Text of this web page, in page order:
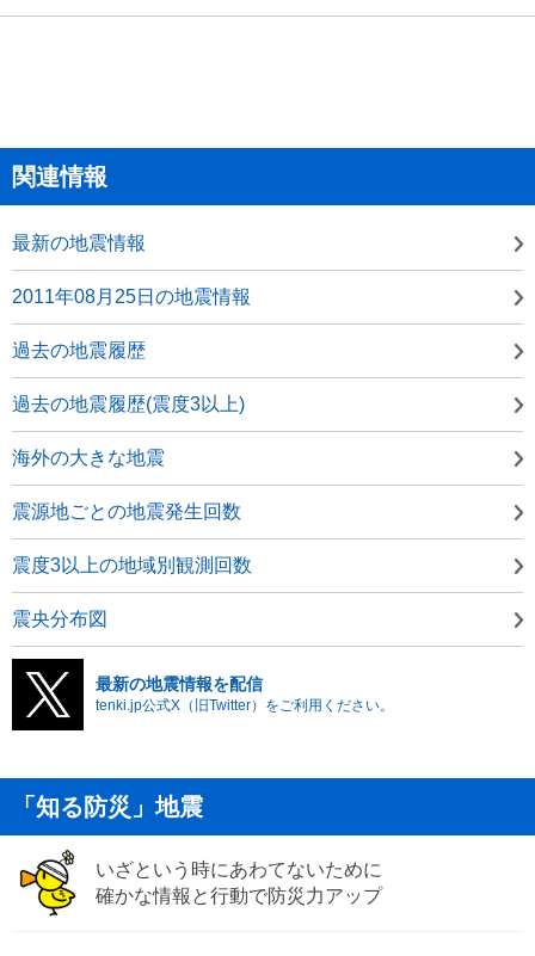
関連情報
最新の地震情報
2011年08月25日の地震情報
過去の地震履歴
過去の地震履歴(震度3以上)
海外の大きな地震
震源地ごとの地震発生回数
震度3以上の地域別観測回数
震央分布図
最新の地震情報を配信
tenki.jp公式X（旧Twitter）をご利用ください。
「知る防災」地震
いざという時にあわてないために
確かな情報と行動で防災力アップ